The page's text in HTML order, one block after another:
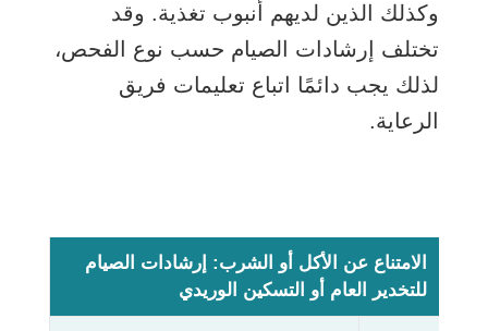
وكذلك الذين لديهم أنبوب تغذية. وقد
تختلف إرشادات الصيام حسب نوع الفحص،
لذلك يجب دائمًا اتباع تعليمات فريق
الرعاية.
الامتناع عن الأكل أو الشرب: إرشادات الصيام
للتخدير العام أو التسكين الوريدي